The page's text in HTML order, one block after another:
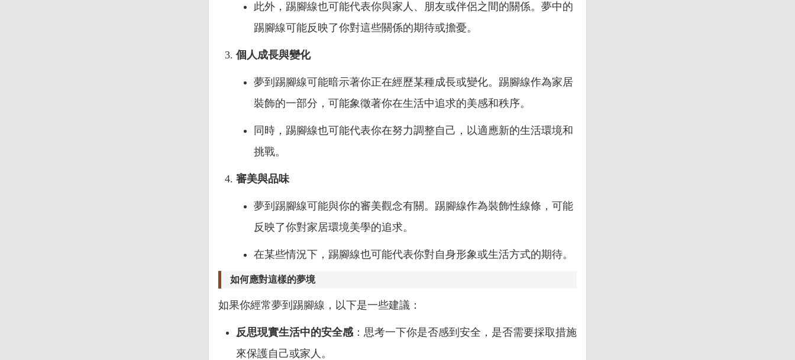
此外，踢腳線也可能代表你與家人、朋友或伴侶之間的關係。夢中的
踢腳線可能反映了你對這些關係的期待或擔憂。
個人成長與變化
夢到踢腳線可能暗示著你正在經歷某種成長或變化。踢腳線作為家居
裝飾的一部分，可能象徵著你在生活中追求的美感和秩序。
同時，踢腳線也可能代表你在努力調整自己，以適應新的生活環境和
挑戰。
審美與品味
夢到踢腳線可能與你的審美觀念有關。踢腳線作為裝飾性線條，可能
反映了你對家居環境美學的追求。
在某些情況下，踢腳線也可能代表你對自身形象或生活方式的期待。
如何應對這樣的夢境
如果你經常夢到踢腳線，以下是一些建議：
反思現實生活中的安全感：思考一下你是否感到安全，是否需要採取措施
來保護自己或家人。